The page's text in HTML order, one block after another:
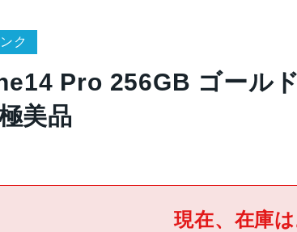
ク
Pro 256GB ゴール
美品
現在、在庫